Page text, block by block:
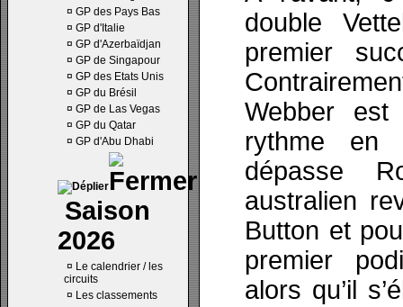
¤ GP des Pays Bas
¤ GP d'Italie
¤ GP d'Azerbaïdjan
¤ GP de Singapour
¤ GP des Etats Unis
¤ GP du Brésil
¤ GP de Las Vegas
¤ GP du Qatar
¤ GP d'Abu Dhabi
Saison
2026
¤ Le calendrier / les
circuits
¤ Les classements
double
premier
Webber
rythme
dépasse
australien
Button et
premier
alors qu’il